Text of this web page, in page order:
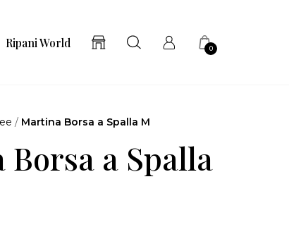
Ripani World 0
/ Martina Borsa a Spalla M
a Spalla